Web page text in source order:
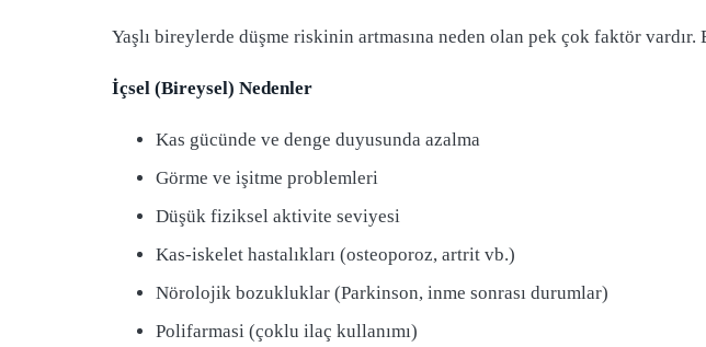
Yaşlı bireylerde düşme riskinin artmasına neden olan pek çok faktör
İçsel (Bireysel) Nedenler
Kas gücünde ve denge duyusunda azalma
Görme ve işitme problemleri
Düşük fiziksel aktivite seviyesi
Kas-iskelet hastalıkları (osteoporoz, artrit vb.)
Nörolojik bozukluklar (Parkinson, inme sonrası durumlar)
Polifarmasi (çoklu ilaç kullanımı)